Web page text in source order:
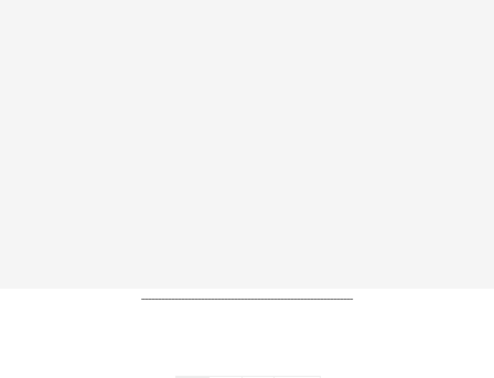
----------------------------------------------------------------